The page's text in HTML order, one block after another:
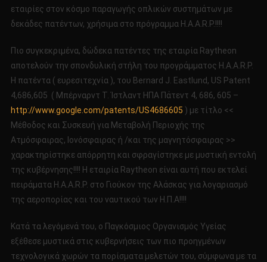
εταιρίες στον κόσμο παραγωγής οπλικών συστημάτων με
δεκάδες πατέντων, χρήσιμα στο πρόγραμμα H.A.A.R.P.!!!!
Πιο συγκεκριμένα, δώδεκα πατέντες της εταιρία Raytheon
αποτελούν την σπονδυλική στήλη του προγράμματος H.A.A.R.P.
Η πατέντα ( ευρεσιτεχνία ), του Bernard J. Eastlund, US Patent
4,686,605 ( Μπέρναρντ Τ. Ίστλαντ ΗΠΑ Πάτεντ 4, 686, 605 –
http://www.google.com/patents/US4686605 ) με τίτλο <<
Μέθοδος και Συσκευή για Μεταβολή Περιοχής της
Ατμόσφαιρας, Ιονόσφαιρας ή /και της μαγνητόσφαιρας >>
χαρακτηρίστηκε απόρρητη και σφραγίστηκε με μυστική εντολή
της κυβέρνησης!!!! Η εταιρία Raytheon είναι αυτή που εκτελεί
πειράματα H.A.A.R.P. στο Γιούκον της Αλάσκας για λογαριασμό
της αεροπορίας και του ναυτικού των Η.Π.Α!!!!
Κατά τα λεγόμενά του, ο Παγκόσμιος Οργανισμός Υγείας
εξέθεσε μυστικά στις κυβερνήσεις των πιο προηγμένων
τεχνολογικά χωρών τα πορίσματα μελετών του, σύμφωνα με τα